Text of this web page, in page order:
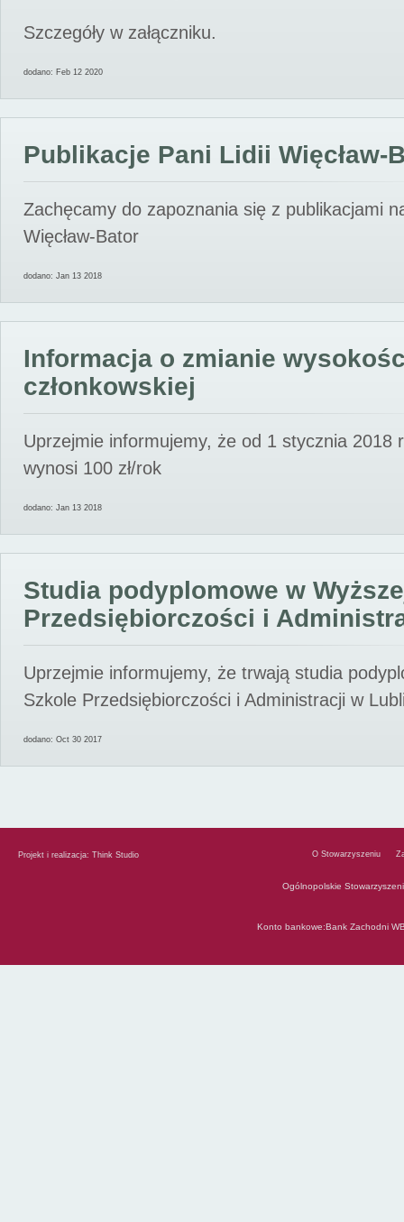
Szczegóły w załączniku.
dodano: Feb 12 2020
Publikacje Pani Lidii Więcław-
Zachęcamy do zapoznania się z publikacjami
Więcław-Bator
dodano: Jan 13 2018
Informacja o zmianie
członkowskiej
Uprzejmie informujemy, że od 1 stycznia 2018
wynosi 100 zł/rok
dodano: Jan 13 2018
Studia podyplomowe w
Przedsiębiorczości i
Uprzejmie informujemy, że trwają studia
Szkole Przedsiębiorczości i Administracji w
dodano: Oct 30 2017
Projekt i realizacja: Think Studio O Stowarzyszeniu
Ogólnopolskie
Konto bankowe:Bank Zachodni